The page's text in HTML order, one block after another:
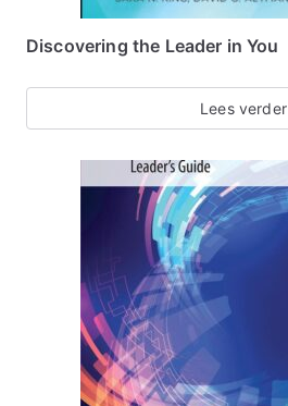
Discovering the Leader in You
Lees verder